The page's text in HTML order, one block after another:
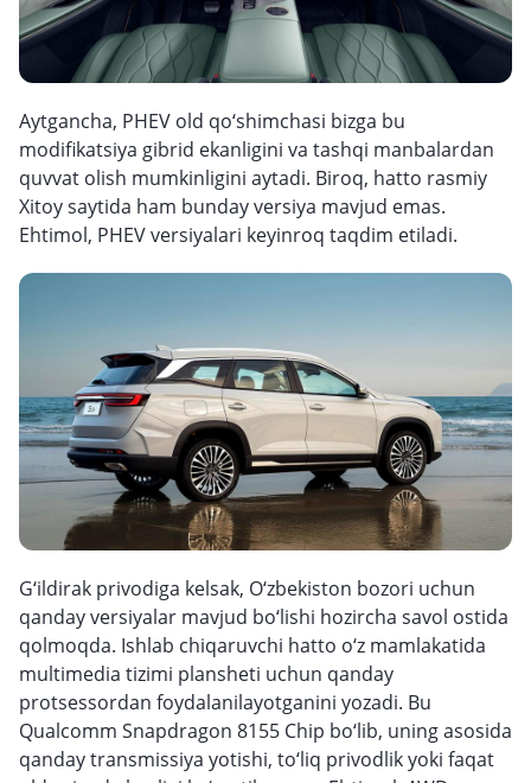
Aytgancha, PHEV old qo‘shimchasi bizga bu
modifikatsiya gibrid ekanligini va tashqi manbalardan
quvvat olish mumkinligini aytadi. Biroq, hatto rasmiy
Xitoy saytida ham bunday versiya mavjud emas.
Ehtimol, PHEV versiyalari keyinroq taqdim etiladi.
G‘ildirak privodiga kelsak, O‘zbekiston bozori uchun
qanday versiyalar mavjud bo‘lishi hozircha savol ostida
qolmoqda. Ishlab chiqaruvchi hatto o‘z mamlakatida
multimedia tizimi plansheti uchun qanday
protsessordan foydalanilayotganini yozadi. Bu
Qualcomm Snapdragon 8155 Chip bo‘lib, uning asosida
qanday transmissiya yotishi, to‘liq privodlik yoki faqat